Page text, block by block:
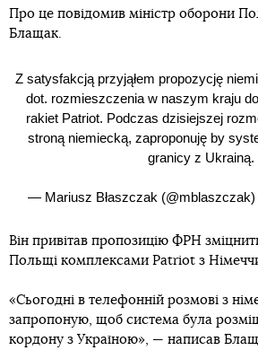
Про це повідомив міністр оборони
Блащак.
Z satysfakcją przyjąłem propozycję
dot. rozmieszczenia w naszym kraju
rakiet Patriot. Podczas dzisiejszej
stroną niemiecką, zaproponuję by
granicy z Ukrainą.
— Mariusz Błaszczak (@mblaszczak)
Він привітав пропозицію ФРН
Польщі комплексами Patriot з
«Сьогодні в телефонній розмові з
запропоную, щоб система була
кордону з Україною», — написав